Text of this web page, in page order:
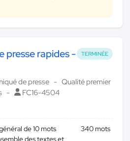
TERMINÉE
presse rapides -
de presse
Qualité premier
FC16-4504
de 10 mots
des textes et
340 mots